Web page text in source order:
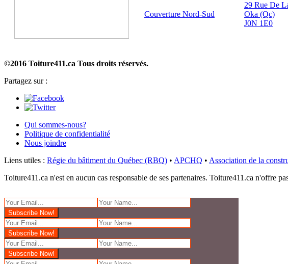
Couverture Nord-Sud
29 Rue De
Oka (Qc)
J0N 1E0
©2016 Toiture411.ca Tous droits réservés.
Partagez sur :
Qui sommes-nous?
Politique de confidentialité
Nous joindre
Liens utiles : Régie du bâtiment du Québec (RBQ) • APCHQ • Association de la
Toiture411.ca n'est en aucun cas responsable de ses partenaires. Toiture411.ca n'offre